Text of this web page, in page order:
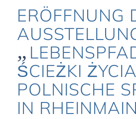
ERÖFFNUNG
„
ŚCIEŻKI
POLNISCHE
IN RHEINMAIN